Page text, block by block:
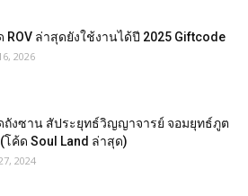
ROV ล่าสุดยังใช้งานได้ปี 2025 Giftcode
2026
ถังซาน สัประยุทธ์วิญญาจารย์ จอมยุทธ์ภูต
โค้ด Soul Land ล่าสุด)
2024